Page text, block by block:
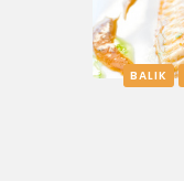
BALIK